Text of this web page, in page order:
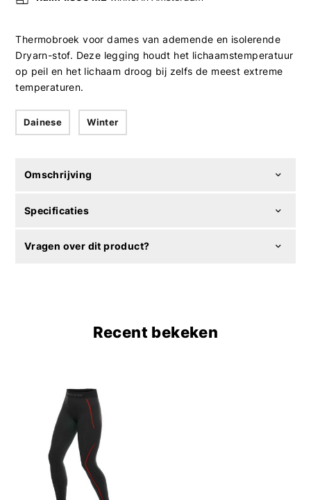
Thermobroek voor dames van ademende en isolerende
Dryarn-stof. Deze legging houdt het lichaamstemperatuur
op peil en het lichaam droog bij zelfs de meest extreme
temperaturen.
Dainese Winter
Omschrijving
Specificaties
Vragen over dit product?
Recent bekeken